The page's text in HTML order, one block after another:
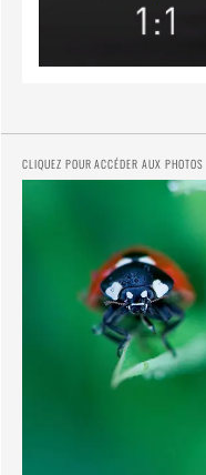
CLIQUEZ POUR ACCÉDER AUX PHOTOS